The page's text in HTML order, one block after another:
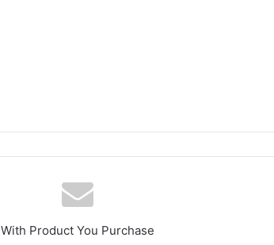
With Product You Purchase